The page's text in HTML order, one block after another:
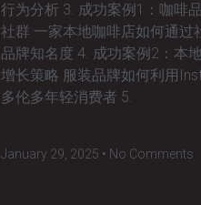
行为分析 3. 成功案例1：咖啡
社群 一家本地咖啡店如何通过
品牌知名度 4. 成功案例2：本
增长策略 服装品牌如何利用
多伦多年轻消费者 5.
January 29, 2025 No Comments